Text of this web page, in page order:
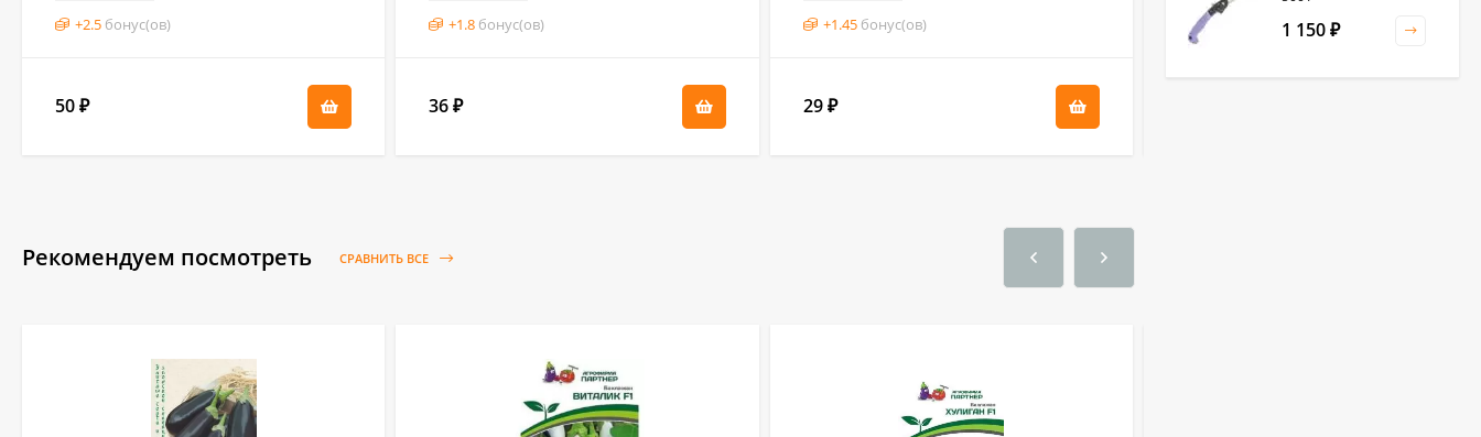
+2.5 бонус(ов)
50 ₽
+1.8 бонус(ов)
36₽
+1.45 бонус(ов)
29 ₽
+1.7 бонус(ов)
Рекомендуем посмотреть СРАВНИТЬ ВСЕ
1 150 ₽